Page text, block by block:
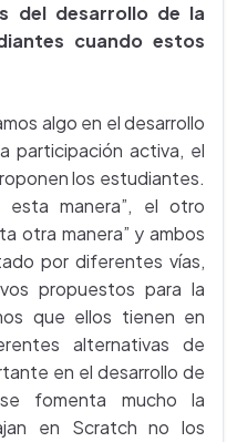
del desarrollo de la
cuando estos
algo en el desarrollo
participación activa, el
los estudiantes.
manera”, el otro
otra manera” y ambos
por diferentes vías,
propuestos para la
que ellos tienen en
alternativas de
en el desarrollo de
fomenta mucho la
en Scratch no los